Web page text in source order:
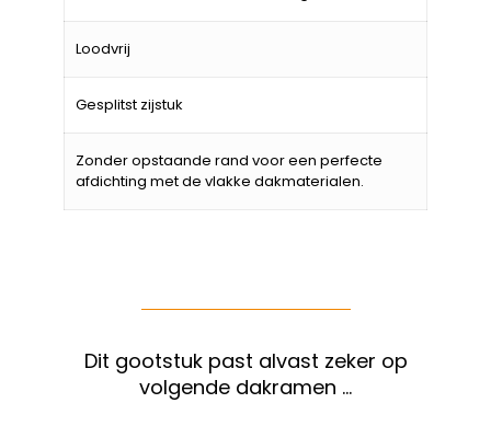
Loodvrij
Gesplitst zijstuk
Zonder opstaande rand voor een perfecte
afdichting met de vlakke dakmaterialen.
Dit gootstuk past alvast zeker op
volgende dakramen …